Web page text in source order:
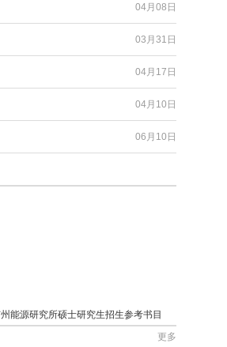
04月08日
03月31日
04月17日
04月10日
06月10日
能源研究所硕士研究生招生参考书目
更多